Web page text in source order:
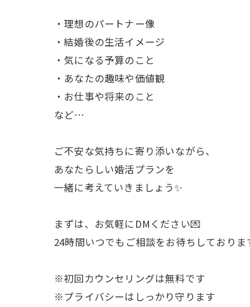
・理想のパートナー像
・結婚後の生活イメージ
・気になる予算のこと
・あなたの趣味や価値観
・お仕事や将来のこと
など…
ご不安な気持ちに寄り添いながら、
あなたらしい婚活プランを
一緒に考えていきましょう✨
まずは、お気軽にDMください💌
24時間いつでもご相談をお待ちしておりま
※初回カウンセリングは無料です
※プライバシーはしっかり守ります